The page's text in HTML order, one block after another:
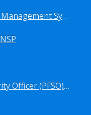
Sertifikasi Pipeline Integrity Management System (Pims) BNSP
Sertifikasi Port Facility Security Officer (PFSO) BNSP